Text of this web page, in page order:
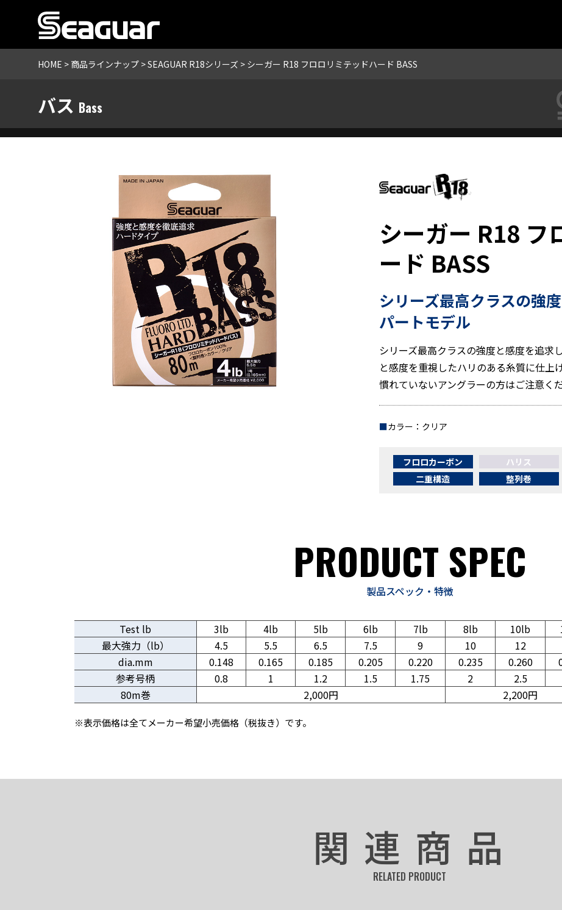
HOME > 商品ラインナップ >SEAGUAR R18シリーズ > シーガー R18 フロロリミテッドハード BASS
バス Bass
シーガー R18 フ
ード BASS
シリーズ最高クラスの強
パートモデル
シリーズ最高クラスの強度と感度を追求
と感度を重視したハリのある糸質に仕上
慣れていないアングラーの方はご注意くだ
■カラー：クリア
フロロカーボン ハリス
二重構造
整列巻
PRODUCT SPEC
製品スペック・特徴
Test lb 3lb 4lb 5lb 6lb 7lb 8lb 10lb
最大強力（lb）
4.5 5.5 6.5 7.5 9 10 12
dia.mm
0.148 0.165 0.185 0.205 0.220 0.235 0.260
参考号柄
0.8 1 1.2 1.5 1.75 2 2.5
80m巻
2,000円 2,200円
※表示価格は全てメーカー希望小売価格（税抜き）です。
関連商品
RELATED PRODUCT